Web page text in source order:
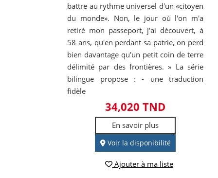
battre au rythme universel d'un «citoyen
du monde». Non, le jour où l'on m'a
retiré mon passeport, j'ai découvert, à
58 ans, qu'en perdant sa patrie, on perd
bien davantage qu'un petit coin de terre
délimité par des frontières. » La série
bilingue propose : - une traduction
fidèle
34,020 TND
En savoir plus
Voir la disponibilité
Ajouter à ma liste